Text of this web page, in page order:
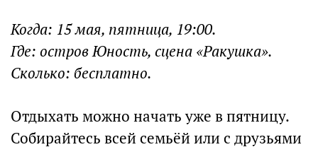
Когда: 15 мая, пятница, 19:00.
Где: остров Юность, сцена «Ракушка».
Сколько: бесплатно.
Отдыхать можно начать уже в пятницу.
Собирайтесь всей семьёй или с друзьями